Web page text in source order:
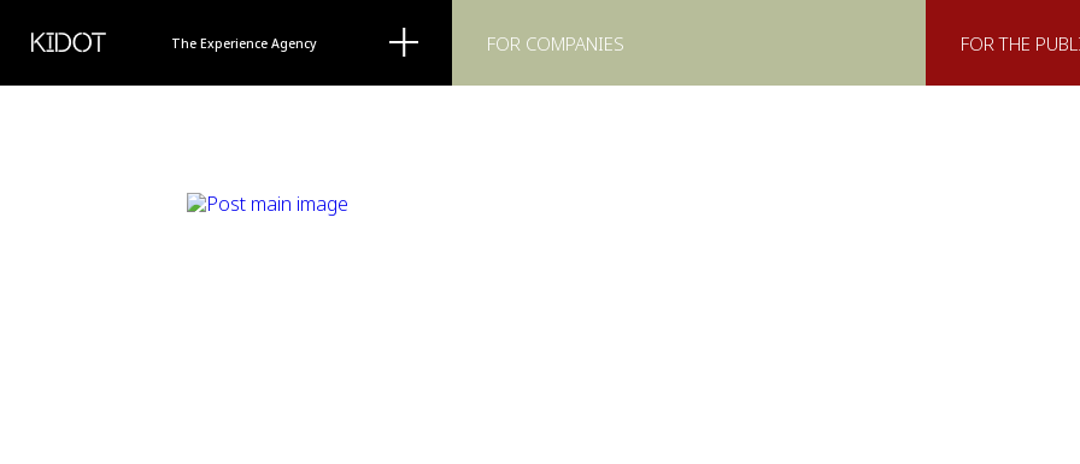
KIDOT The Experience Agency FOR COMPANIES FOR THE